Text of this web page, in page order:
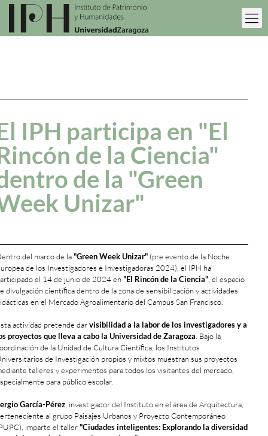
IPH participa en "El
de la Ciencia"
de la "Green
Unizar"
del marco de la"Green Week Unizar" (pre evento de la Noche
de los Investigadores e Investigadoras 2024), el IPH ha
el 14 de junio de 2024 en"El Rincón de la Ciencia" , el espacio
divulgación científica dentro de la zona de sensibilización y actividades
en el Mercado Agroalimentario del Campus San Francisco.
actividad pretende darvisibilidad a la labor de los investigadores y a
proyectos que lleva a cabo la Universidad de Zaragoza . Bajo la
de la Unidad de Cultura Científica, los Institutos
de Investigación propios y mixtos muestran sus proyectos
talleres y experimentos para todos los visitantes del mercado,
para público escolar.
García-Pérez , investigador del Instituto en el área de Arquitectura,
al grupo Paisajes Urbanos y Proyecto Contemporáneo
imparte el taller"Ciudades inteligentes: Explorando la diversidad